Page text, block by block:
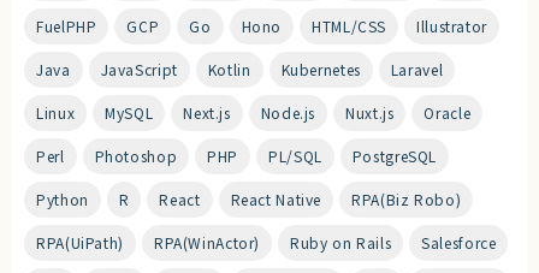
FuelPHP GCP Go Hono HTML/CSS Illustrator
Java JavaScript Kotlin Kubernetes Laravel
Linux MySQL Next.js Node.js Nuxt.js Oracle
Perl Photoshop PHP PL/SQL PostgreSQL
Python R React React Native RPA(Biz Robo)
RPA(UiPath) RPA(WinActor) Ruby on Rails Salesforce